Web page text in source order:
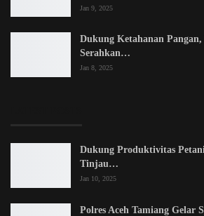
Jan 9, 2025
Dukung Ketahanan
Serahkan…
Jan 8, 2025
Dukung Produktivitas
Tinjau…
Jan 10, 2025
Polres Aceh Tamiang Gelar